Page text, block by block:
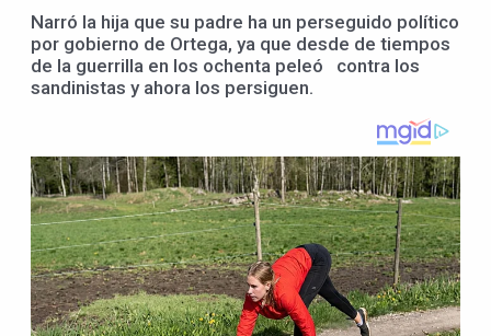
Narró la hija que su padre ha un perseguido político
por gobierno de Ortega, ya que desde de tiempos
de la guerrilla en los ochenta peleó contra los
sandinistas y ahora los persiguen.